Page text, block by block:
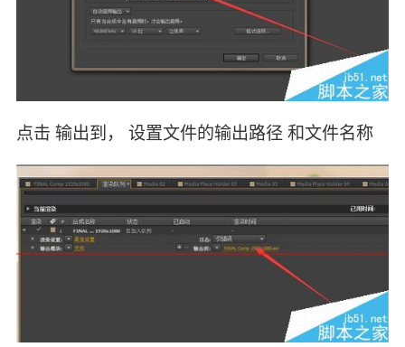
点击 输出到， 设置文件的输出路径 和文件名称